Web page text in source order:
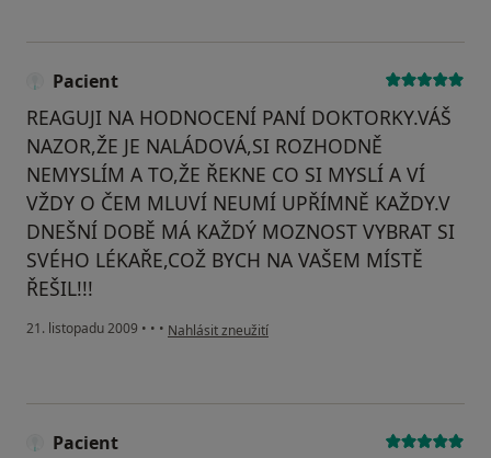
Pacient
REAGUJI NA HODNOCENÍ PANÍ DOKTORKY.VÁŠ
NAZOR,ŽE JE NALÁDOVÁ,SI ROZHODNĚ
NEMYSLÍM A TO,ŽE ŘEKNE CO SI MYSLÍ A VÍ
VŽDY O ČEM MLUVÍ NEUMÍ UPŘÍMNĚ KAŽDY.V
DNEŠNÍ DOBĚ MÁ KAŽDÝ MOZNOST VYBRAT SI
SVÉHO LÉKAŘE,COŽ BYCH NA VAŠEM MÍSTĚ
ŘEŠIL!!!
21. listopadu 2009 • • • podle názoru uživatele Pacient
Nahlásit zneužití
Pacient